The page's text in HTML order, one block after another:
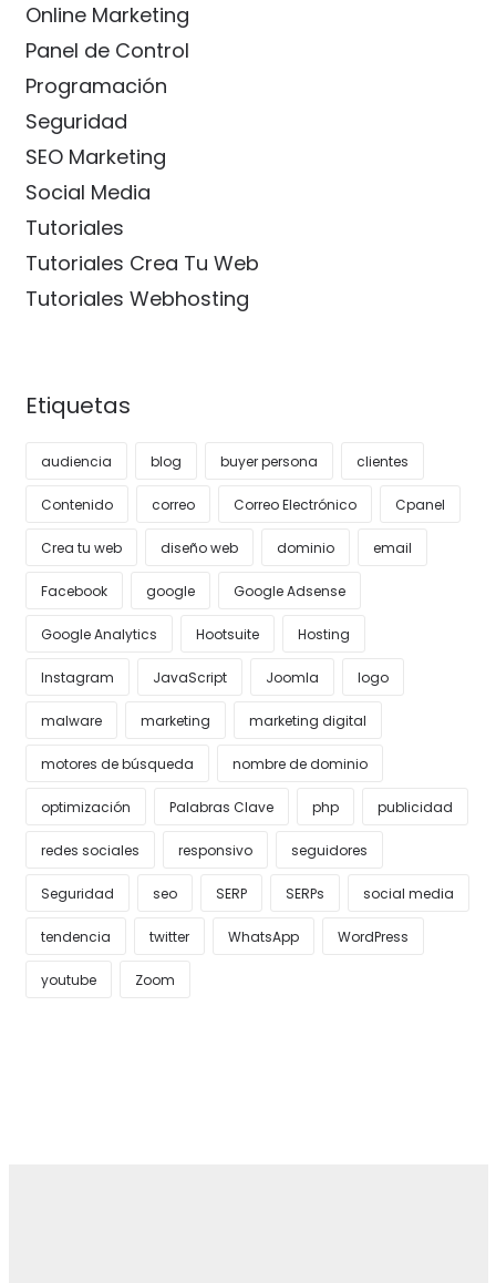
Online Marketing
Panel de Control
Programación
Seguridad
SEO Marketing
Social Media
Tutoriales
Tutoriales Crea Tu Web
Tutoriales Webhosting
Etiquetas
audiencia blog buyer persona clientes
Contenido correo Correo Electrónico Cpanel
Crea tu web diseño web dominio email
Facebook google Google Adsense
Google Analytics Hootsuite Hosting
Instagram JavaScript Joomla logo
malware marketing marketing digital
motores de búsqueda nombre de dominio
optimización Palabras Clave php publicidad
redes sociales responsivo seguidores
Seguridad seo SERP SERPs social media
tendencia twitter WhatsApp WordPress
youtube Zoom